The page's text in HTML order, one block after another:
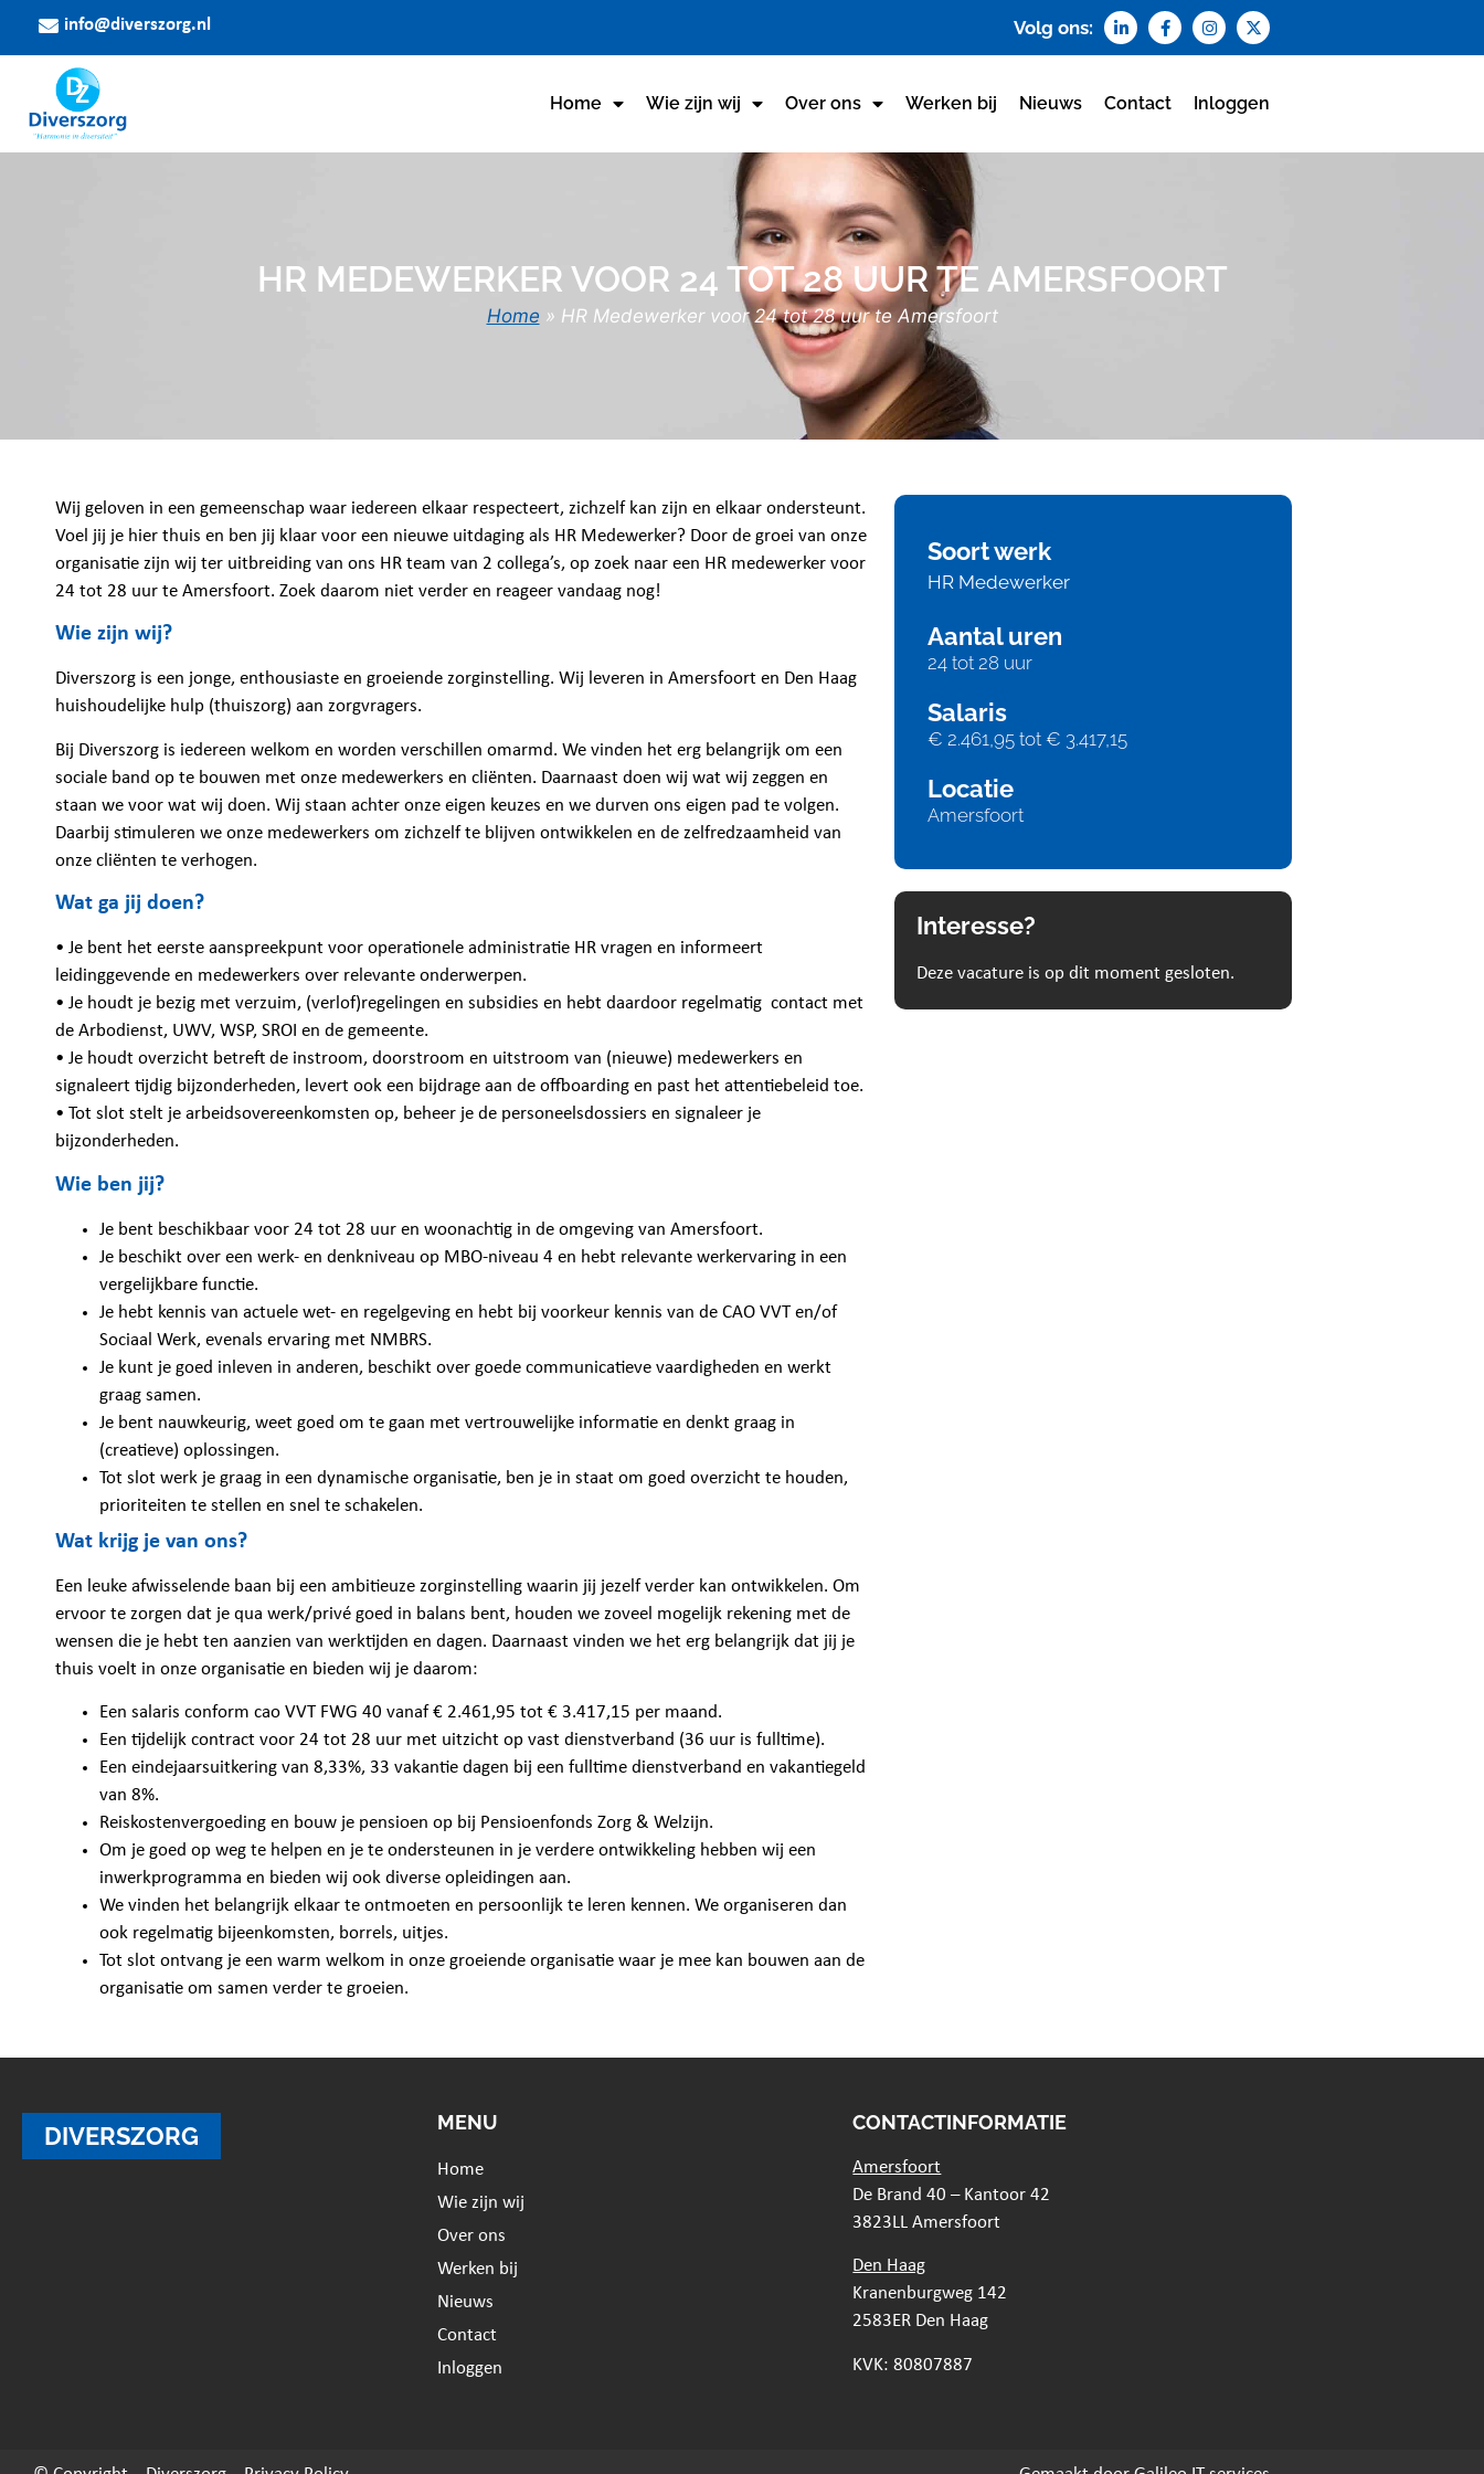
info@diverszorg.nl Volg ons:
Home Wie zijn wij Over ons Werken bij Nieuws Contact Inloggen
HR MEDEWERKER VOOR 24 TOT 28 UUR TE AMERSFOORT
Home » HR Medewerker voor 24 tot 28 uur te Amersfoort
Wij geloven in een gemeenschap waar iedereen elkaar respecteert, zichzelf kan zijn en elkaar ondersteunt.
Voel jij je hier thuis en ben jij klaar voor een nieuwe uitdaging als HR Medewerker? Door de groei van onze
organisatie zijn wij ter uitbreiding van ons HR team van 2 collega’s, op zoek naar een HR medewerker voor
24 tot 28 uur te Amersfoort. Zoek daarom niet verder en reageer vandaag nog!
Wie zijn wij?
Diverszorg is een jonge, enthousiaste en groeiende zorginstelling. Wij leveren in Amersfoort en Den Haag
huishoudelijke hulp (thuiszorg) aan zorgvragers.
Bij Diverszorg is iedereen welkom en worden verschillen omarmd. We vinden het erg belangrijk om een
sociale band op te bouwen met onze medewerkers en cliënten. Daarnaast doen wij wat wij zeggen en
staan we voor wat wij doen. Wij staan achter onze eigen keuzes en we durven ons eigen pad te volgen.
Daarbij stimuleren we onze medewerkers om zichzelf te blijven ontwikkelen en de zelfredzaamheid van
onze cliënten te verhogen.
Wat ga jij doen?
• Je bent het eerste aanspreekpunt voor operationele administratie HR vragen en informeert
leidinggevende en medewerkers over relevante onderwerpen.
• Je houdt je bezig met verzuim, (verlof)regelingen en subsidies en hebt daardoor regelmatig contact met
de Arbodienst, UWV, WSP, SROI en de gemeente.
• Je houdt overzicht betreft de instroom, doorstroom en uitstroom van (nieuwe) medewerkers en
signaleert tijdig bijzonderheden, levert ook een bijdrage aan de offboarding en past het attentiebeleid toe.
• Tot slot stelt je arbeidsovereenkomsten op, beheer je de personeelsdossiers en signaleer je
bijzonderheden.
Wie ben jij?
Je bent beschikbaar voor 24 tot 28 uur en woonachtig in de omgeving van Amersfoort.
Je beschikt over een werk- en denkniveau op MBO-niveau 4 en hebt relevante werkervaring in een
vergelijkbare functie.
Je hebt kennis van actuele wet- en regelgeving en hebt bij voorkeur kennis van de CAO VVT en/of
Sociaal Werk, evenals ervaring met NMBRS.
Je kunt je goed inleven in anderen, beschikt over goede communicatieve vaardigheden en werkt
graag samen.
Je bent nauwkeurig, weet goed om te gaan met vertrouwelijke informatie en denkt graag in
(creatieve) oplossingen.
Tot slot werk je graag in een dynamische organisatie, ben je in staat om goed overzicht te houden,
prioriteiten te stellen en snel te schakelen.
Wat krijg je van ons?
Een leuke afwisselende baan bij een ambitieuze zorginstelling waarin jij jezelf verder kan ontwikkelen. Om
ervoor te zorgen dat je qua werk/privé goed in balans bent, houden we zoveel mogelijk rekening met de
wensen die je hebt ten aanzien van werktijden en dagen. Daarnaast vinden we het erg belangrijk dat jij je
thuis voelt in onze organisatie en bieden wij je daarom:
Een salaris conform cao VVT FWG 40 vanaf € 2.461,95 tot € 3.417,15 per maand.
Een tijdelijk contract voor 24 tot 28 uur met uitzicht op vast dienstverband (36 uur is fulltime).
Een eindejaarsuitkering van 8,33%, 33 vakantie dagen bij een fulltime dienstverband en vakantiegeld
van 8%.
Reiskostenvergoeding en bouw je pensioen op bij Pensioenfonds Zorg & Welzijn.
Om je goed op weg te helpen en je te ondersteunen in je verdere ontwikkeling hebben wij een
inwerkprogramma en bieden wij ook diverse opleidingen aan.
We vinden het belangrijk elkaar te ontmoeten en persoonlijk te leren kennen. We organiseren dan
ook regelmatig bijeenkomsten, borrels, uitjes.
Tot slot ontvang je een warm welkom in onze groeiende organisatie waar je mee kan bouwen aan de
organisatie om samen verder te groeien.
Soort werk
HR Medewerker
Aantal uren
24 tot 28 uur
Salaris
€ 2.461,95 tot € 3.417,15
Locatie
Amersfoort
Interesse?
Deze vacature is op dit moment gesloten.
DIVERSZORG MENU
Home
Wie zijn wij
Over ons
Werken bij
Nieuws
Contact
Inloggen
CONTACTINFORMATIE
Amersfoort
De Brand 40 – Kantoor 42
3823LL Amersfoort
Den Haag
Kranenburgweg 142
2583ER Den Haag
KVK: 80807887